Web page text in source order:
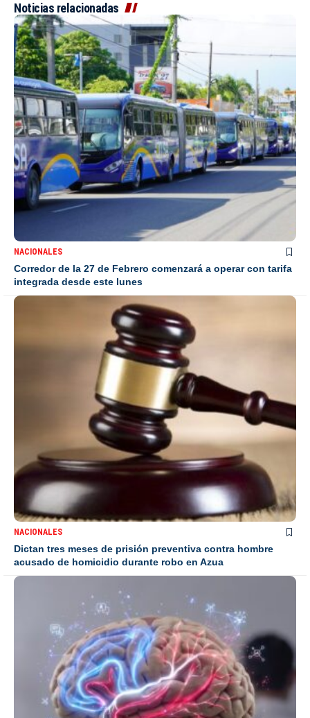
Noticias relacionadas
NACIONALES
Corredor de la 27 de Febrero comenzará a operar con tarifa
integrada desde este lunes
NACIONALES
Dictan tres meses de prisión preventiva contra hombre
acusado de homicidio durante robo en Azua